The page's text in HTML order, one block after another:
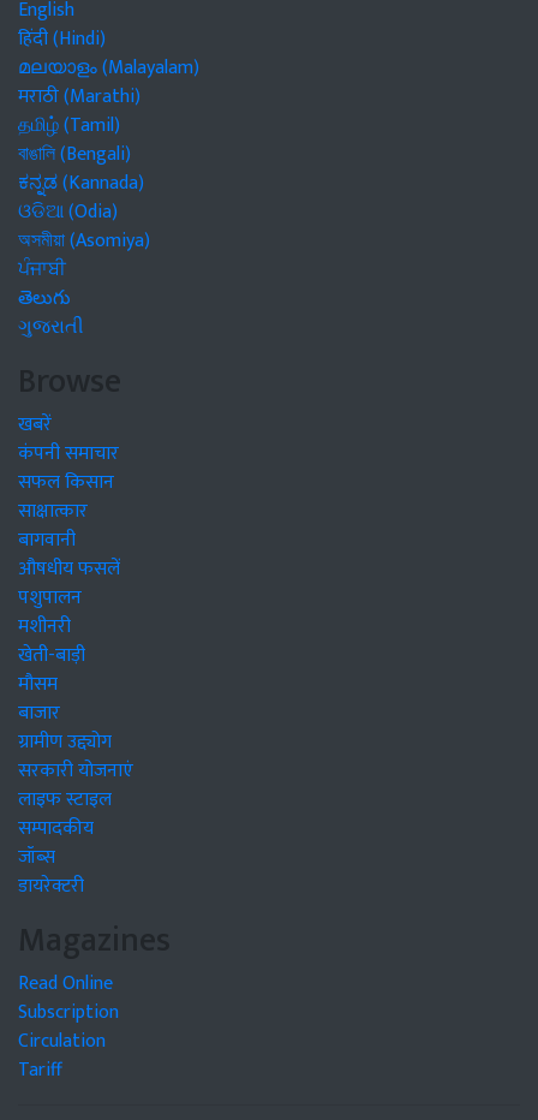
English
हिंदी (Hindi)
മലയാളം (Malayalam)
मराठी (Marathi)
தமிழ் (Tamil)
বাঙালি (Bengali)
ಕನ್ನಡ (Kannada)
ଓଡିଆ (Odia)
অসমীয়া (Asomiya)
ਪੰਜਾਬੀ
తెలుగు
ગુજરાતી
Browse
खबरें
कंपनी समाचार
सफल किसान
साक्षात्कार
बागवानी
औषधीय फसलें
पशुपालन
मशीनरी
खेती-बाड़ी
मौसम
बाजार
ग्रामीण उद्द्योग
सरकारी योजनाएं
लाइफ स्टाइल
सम्पादकीय
जॉब्स
डायरेक्टरी
Magazines
Read Online
Subscription
Circulation
Tariff